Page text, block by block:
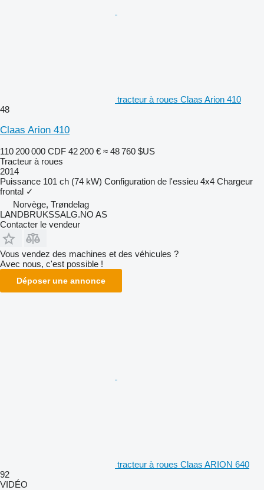
tracteur à roues Claas Arion 410
48
Claas Arion 410
110 200 000 CDF 42 200 € ≈ 48 760 $US
Tracteur à roues
2014
Puissance 101 ch (74 kW) Configuration de l'essieu 4x4 Chargeur
frontal ✓
Norvège, Trøndelag
LANDBRUKSSALG.NO AS
Contacter le vendeur
Vous vendez des machines et des véhicules ?
Avec nous, c'est possible !
Déposer une annonce
tracteur à roues Claas ARION 640
92
VIDÉO